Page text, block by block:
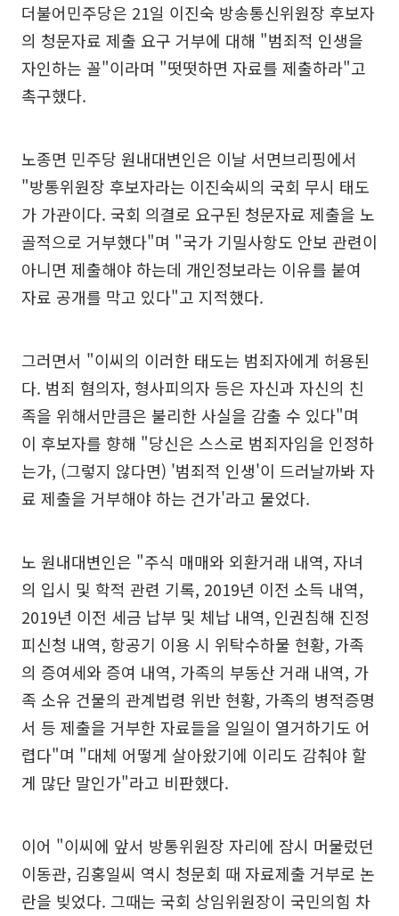
더불어민주당은 21일 이진숙 방송통신위원장 후보자
의 청문자료 제출 요구 거부에 대해 "범죄적 인생을
자인하는 꼴"이라며 "떳떳하면 자료를 제출하라"고
촉구했다.
노종면 민주당 원내대변인은 이날 서면브리핑에서
"방통위원장 후보자라는 이진숙씨의 국회 무시 태도
가 가관이다. 국회 의결로 요구된 청문자료 제출을 노
골적으로 거부했다"며 "국가 기밀사항도 안보 관련이
아니면 제출해야 하는데 개인정보라는 이유를 붙여
자료 공개를 막고 있다"고 지적했다.
그러면서 "이씨의 이러한 태도는 범죄자에게 허용된
다. 범죄 혐의자, 형사피의자 등은 자신과 자신의 친
족을 위해서만큼은 불리한 사실을 감출 수 있다"며
이 후보자를 향해 "당신은 스스로 범죄자임을 인정하
는가, (그렇지 않다면) '범죄적 인생'이 드러날까봐 자
료 제출을 거부해야 하는 건가'라고 물었다.
노 원내대변인은 "주식 매매와 외환거래 내역, 자녀
의 입시 및 학적 관련 기록, 2019년 이전 소득 내역,
2019년 이전 세금 납부 및 체납 내역, 인권침해 진정
피신청 내역, 항공기 이용 시 위탁수하물 현황, 가족
의 증여세와 증여 내역, 가족의 부동산 거래 내역, 가
족 소유 건물의 관계법령 위반 현황, 가족의 병적증명
서 등 제출을 거부한 자료들을 일일이 열거하기도 어
렵다"며 "대체 어떻게 살아왔기에 이리도 감춰야 할
게 많단 말인가"라고 비판했다.
이어 "이씨에 앞서 방통위원장 자리에 잠시 머물렀던
이동관, 김홍일씨 역시 청문회 때 자료제출 거부로 논
란을 빚었다. 그때는 국회 상임위원장이 국민의힘 차